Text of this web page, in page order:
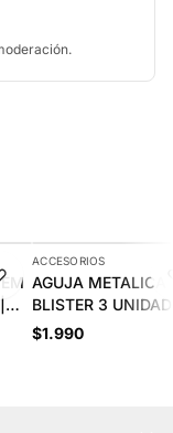
ACCESORIOS
AGUJA METALICA
BLISTER 3
2.90.13
$1.990